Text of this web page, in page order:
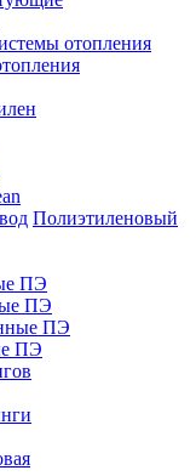
отопления
Полиэтиленовый
ПЭ
ПЭ
ПЭ
ПЭ